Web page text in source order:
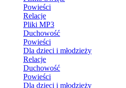
Powieści
Relacje
Pliki MP3
Duchowość
Powieści
Dla dzieci i młodzieży
Relacje
Duchowość
Powieści
Dla dzieci i młodzieży